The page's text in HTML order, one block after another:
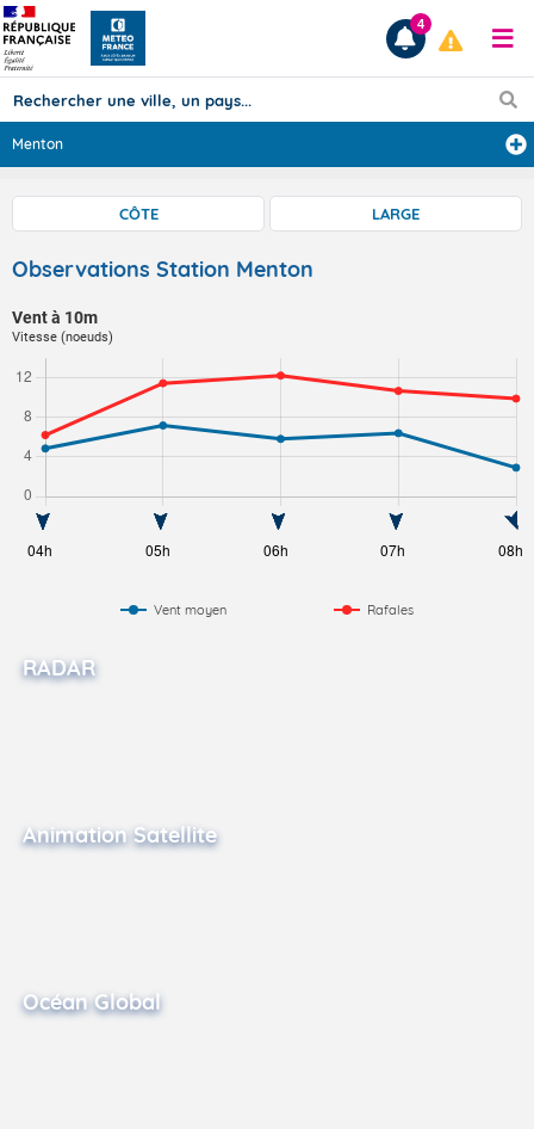
Prévisions
4
Menton
CÔTE LARGE
Observations Station Menton
Vent à 10m
Vitesse (noeuds)
Vent moyen Rafales
RADAR
Animation Satellite
Océan Global